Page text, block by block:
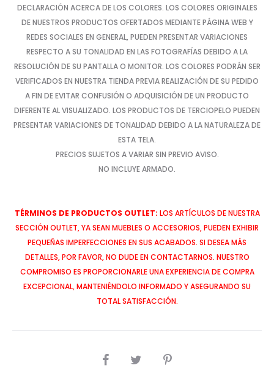
DECLARACIÓN ACERCA DE LOS COLORES. LOS COLORES ORIGINALES
DE NUESTROS PRODUCTOS OFERTADOS MEDIANTE PÁGINA WEB Y
REDES SOCIALES EN GENERAL, PUEDEN PRESENTAR VARIACIONES
RESPECTO A SU TONALIDAD EN LAS FOTOGRAFÍAS DEBIDO A LA
RESOLUCIÓN DE SU PANTALLA O MONITOR. LOS COLORES PODRÁN SER
VERIFICADOS EN NUESTRA TIENDA PREVIA REALIZACIÓN DE SU PEDIDO
A FIN DE EVITAR CONFUSIÓN O ADQUISICIÓN DE UN PRODUCTO
DIFERENTE AL VISUALIZADO. LOS PRODUCTOS DE TERCIOPELO PUEDEN
PRESENTAR VARIACIONES DE TONALIDAD DEBIDO A LA NATURALEZA DE
ESTA TELA.
PRECIOS SUJETOS A VARIAR SIN PREVIO AVISO.
NO INCLUYE ARMADO.
TÉRMINOS DE PRODUCTOS OUTLET: LOS ARTÍCULOS DE NUESTRA
SECCIÓN OUTLET, YA SEAN MUEBLES O ACCESORIOS, PUEDEN EXHIBIR
PEQUEÑAS IMPERFECCIONES EN SUS ACABADOS. SI DESEA MÁS
DETALLES, POR FAVOR, NO DUDE EN CONTACTARNOS. NUESTRO
COMPROMISO ES PROPORCIONARLE UNA EXPERIENCIA DE COMPRA
EXCEPCIONAL, MANTENIÉNDOLO INFORMADO Y ASEGURANDO SU
TOTAL SATISFACCIÓN.
SHARE